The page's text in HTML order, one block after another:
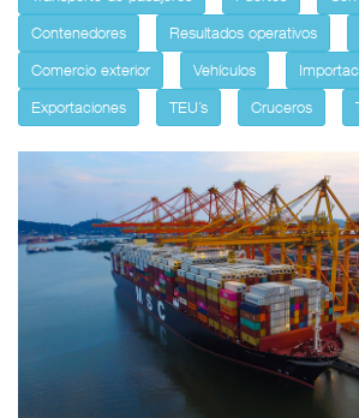
Contenedores
Resultados operativos
Comercio exterior
Vehículos
Exportaciones
TEU´s Cruceros